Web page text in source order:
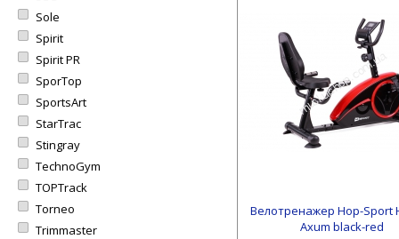
Sole
Spirit
Spirit PR
SporTop
SportsArt
StarTrac
Stingray
TechnoGym
TOPTrack
Torneo
Trimmaster
Велотренажер Hop-Sport
Axum black-red